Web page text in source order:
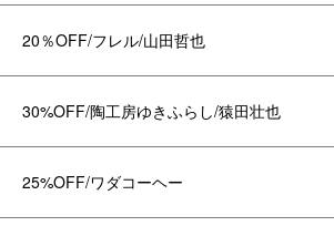
20％OFF/フレル/山田哲也
30%OFF/陶工房ゆきふらし/猿田壮也
25%OFF/ワダコーヘー